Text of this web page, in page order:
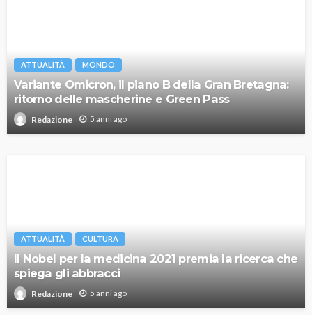
ATTUALITÀ MONDO
Variante Omicron, il piano B della Gran Bretagna:
ritorno delle mascherine e Green Pass
Redazione 5 anni ago
ATTUALITÀ CULTURA
Il Nobel per la medicina 2021 premia la ricerca che
spiega gli abbracci
Redazione 5 anni ago